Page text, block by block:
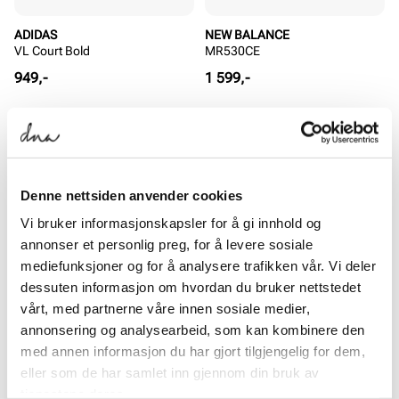
Denne nettsiden anvender cookies
Vi bruker informasjonskapsler for å gi innhold og
annonser et personlig preg, for å levere sosiale
mediefunksjoner og for å analysere trafikken vår. Vi deler
dessuten informasjon om hvordan du bruker nettstedet
vårt, med partnerne våre innen sosiale medier,
annonsering og analysearbeid, som kan kombinere den
med annen informasjon du har gjort tilgjengelig for dem,
eller som de har samlet inn gjennom din bruk av
ADIDAS
VL Court Bold
Pris
949,-
NEW BALANCE
MR530CE
Pris
1 599,-
ADIDAS
VL Court 3.0
Pris
799,-
VAGABOND
Delia
Rabattert
pris
649,-
Ordinær
pris
Ordinær pris 1 299,-